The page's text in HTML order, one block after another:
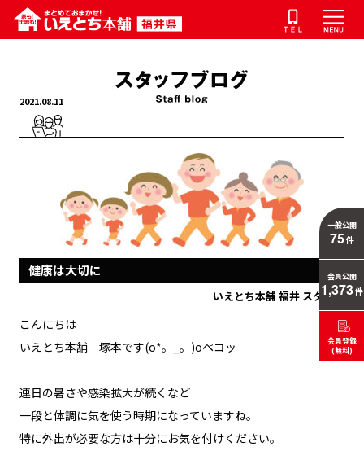
2021.08.11
健康は大切に
いえとち本舗 福井 スタッフ
こんにちは
いえとち本舗 塚本です(o*。_。)oペコッ
連日の暑さや感染拡大が続くなど
一段と体調に気を使う時期になっていますね。
特に外出が必要な方は十分にお気を付けください。
一般公開
75件
会員公開
1,373件
会員登録
(無料)